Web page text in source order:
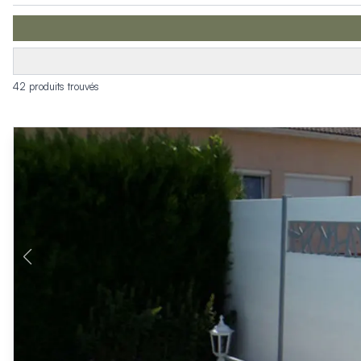
Produits > Clôtures > Clôtures traditionnelles
Produits > Clôtures > Clôtures architectes
Produits > Clôtures > Claustras
Produits > Garde-corps et rambardes > Garde-corps vitrés
Produits > Garde-corps et rambardes > Garde-corps avec
Produits > Garde-corps et rambardes > Clôtures
Produits > Garde-corps et rambardes > Aides à la montée
Produits > Garde-corps et rambardes > Séparatifs de
Produits > Pergolas > Guide de choix
Produits > Carports > Carports voiture
Produits > Carports > Guide de choix
Produits > Porche d'entrée > Porche d'entrée
Produits > Cuisine extérieure > Cuisine extérieure
Produits > Habillages extérieur aluminium > Tous nos
42 produits trouvés